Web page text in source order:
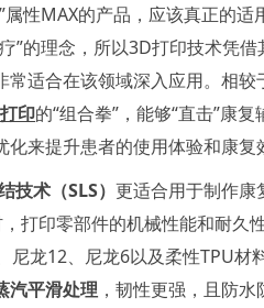
性MAX的产品，应该真正的适
”的理念，所以3D打印技术凭借
适合在该领域深入应用。相较
印的“组合拳”，能够“直击”康复
来提升患者的使用体验和康复
技术（SLS）更适合用于制作康
打印零部件的机械性能和耐久
尼龙12、尼龙6以及柔性TPU材
汽平滑处理 ，韧性更强，且防